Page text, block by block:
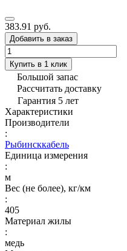
383.91 руб.
Добавить в заказ
Купить в 1 клик
Большой запас
Рассчитать доставку
Гарантия 5 лет
Характеристики
Производители
:
Рыбинсккабель
Единица измерения
:
м
Вес (не более), кг/км
:
405
Материал жилы
:
медь